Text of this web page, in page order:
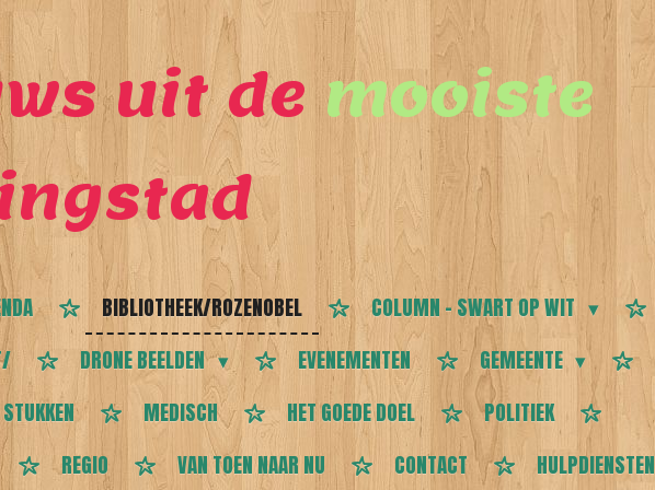
uit demooiste
BIBLIOTHEEK/ROZENOBEL
COLUMN - SWART OP WIT
DRONE BEELDEN EVENEMENTEN
GEMEENTE
MEDISCH HET GOEDE DOEL
POLITIEK
REGIO VAN TOEN NAAR NU CONTACT
HULPDIENSTEN